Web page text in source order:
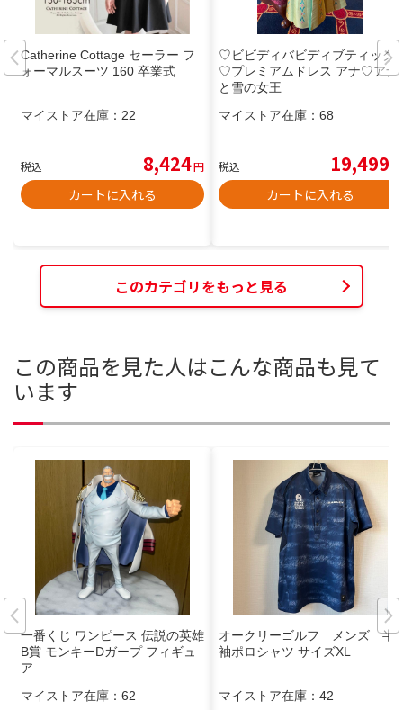
Catherine Cottage セーラー フ
ォーマルスーツ 160 卒業式
マイストア在庫： 22
税込 8,424円
カートに入れる
♡ビビディバビディブティック
♡プレミアムドレス アナ♡アナ
と雪の女王
マイストア在庫： 68
税込 19,499
カートに入れる
このカテゴリをもっと見る
この商品を見た人はこんな商品も見て
います
一番くじ ワンピース 伝説の英雄
B賞 モンキーDガープ フィギュ
ア
マイストア在庫： 62
オークリーゴルフ メンズ 半
袖ポロシャツ サイズXL
マイストア在庫： 42